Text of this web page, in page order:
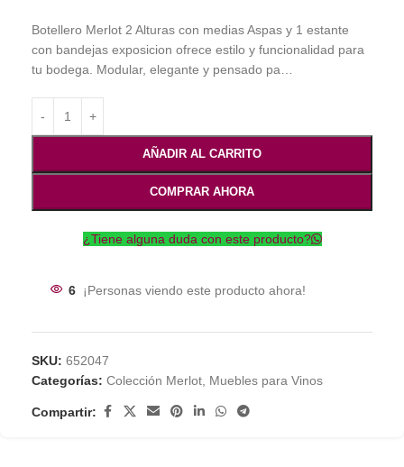
Botellero Merlot 2 Alturas con medias Aspas y 1 estante
con bandejas exposicion ofrece estilo y funcionalidad para
tu bodega. Modular, elegante y pensado pa…
AÑADIR AL CARRITO
COMPRAR AHORA
¿Tiene alguna duda con este producto?
6 ¡Personas viendo este producto ahora!
SKU: 652047
Categorías: Colección Merlot Muebles para Vinos
Compartir: